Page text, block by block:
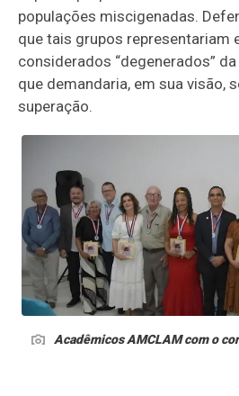
populações miscigenadas.
que tais grupos representariam
considerados “degenerados”
que demandaria, em sua visão,
superação.
Acadêmicos AMCLAM com o